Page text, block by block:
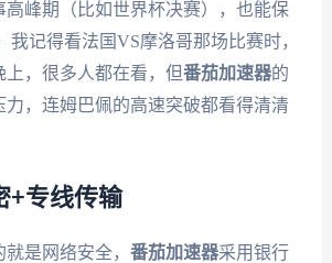
高峰期（比如世界杯决赛），也能保
我记得看法国VS摩洛哥那场比赛时，
上，很多人都在看，但番茄加速器的
力，连姆巴佩的高速突破都看得清清
+专线传输
是网络安全， 番茄加速器采用银行